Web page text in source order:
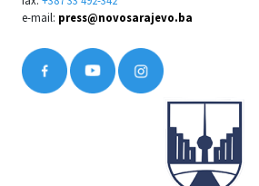
e-mail: press@novosarajevo.ba